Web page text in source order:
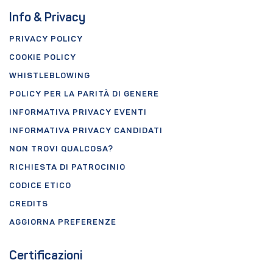
Info & Privacy
PRIVACY POLICY
COOKIE POLICY
WHISTLEBLOWING
POLICY PER LA PARITÀ DI GENERE
INFORMATIVA PRIVACY EVENTI
INFORMATIVA PRIVACY CANDIDATI
NON TROVI QUALCOSA?
RICHIESTA DI PATROCINIO
CODICE ETICO
CREDITS
AGGIORNA PREFERENZE
Certificazioni